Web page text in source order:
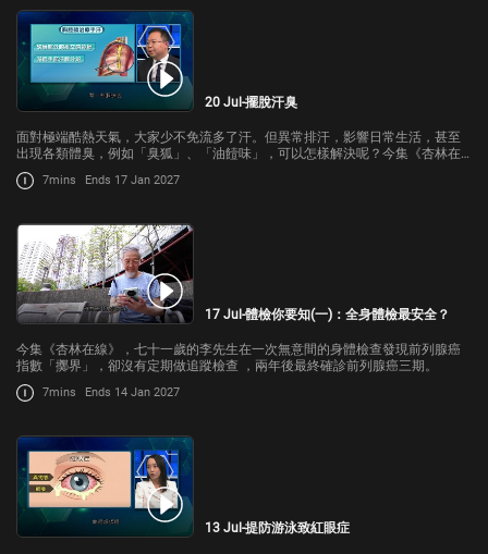
20 Jul-擺脫汗臭
面對極端酷熱天氣，大家少不免流多了汗。但異常排汗，影響日常生活，甚至
出現各類體臭，例如「臭狐」、「油饐味」，可以怎樣解決呢？今集《杏林在
線》請來屯門醫院整形外科顧問醫生潘大麟，為我們講解。
7mins Ends 17 Jan 2027
17 Jul-體檢你要知(一)：全身體檢最安全？
今集《杏林在線》，七十一歲的李先生在一次無意間的身體檢查發現前列腺癌
指數「擲界」，卻沒有定期做追蹤檢查 ，兩年後最終確診前列腺癌三期。
7mins Ends 14 Jan 2027
13 Jul-提防游泳致紅眼症